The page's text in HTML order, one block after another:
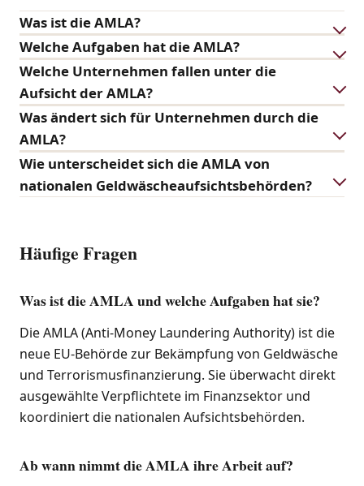
Was ist die AMLA?
Welche Aufgaben hat die AMLA?
Welche Unternehmen fallen unter die
Aufsicht der AMLA?
Was ändert sich für Unternehmen durch die
AMLA?
Wie unterscheidet sich die AMLA von
nationalen Geldwäscheaufsichtsbehörden?
Häufige Fragen
Was ist die AMLA und welche Aufgaben hat sie?
Die AMLA (Anti-Money Laundering Authority) ist die
neue EU-Behörde zur Bekämpfung von Geldwäsche
und Terrorismusfinanzierung. Sie überwacht direkt
ausgewählte Verpflichtete im Finanzsektor und
koordiniert die nationalen Aufsichtsbehörden.
Ab wann nimmt die AMLA ihre Arbeit auf?